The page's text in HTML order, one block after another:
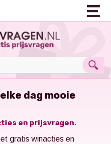
dag mooie
en prijsvragen.
gratis winacties en